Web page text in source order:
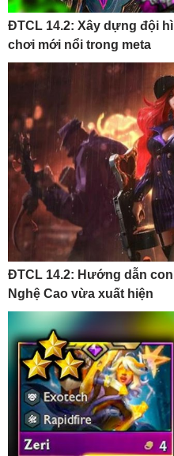
ĐTCL 14.2: Xây dựng đội
chơi mới nổi trong meta
ĐTCL 14.2: Hướng dẫn
Nghệ Cao vừa xuất hiện